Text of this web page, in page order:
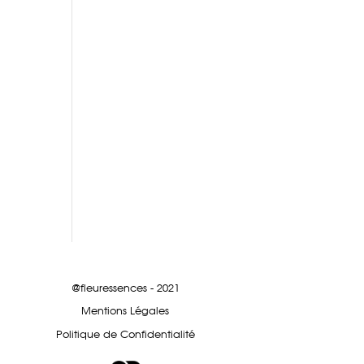
@fleuressences - 2021
Mentions Légales
Politique de Confidentialité